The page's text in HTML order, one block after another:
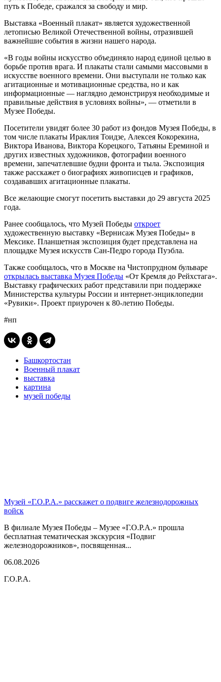
путь к Победе, сражался за свободу и мир.
Выставка «Военный плакат» является художественной
летописью Великой Отечественной войны, отразившей
важнейшие события в жизни нашего народа.
«В годы войны искусство объединяло народ единой целью в
борьбе против врага. И плакаты стали самыми массовыми в
искусстве военного времени. Они выступали не только как
агитационные и мотивационные средства, но и как
информационные — наглядно демонстрируя необходимые и
правильные действия в условиях войны», — отметили в
Музее Победы.
Посетители увидят более 30 работ из фондов Музея Победы, в
том числе плакаты Ираклия Тоидзе, Алексея Кокорекина,
Виктора Иванова, Виктора Корецкого, Татьяны Ереминой и
других известных художников, фотографии военного
времени, запечатлевшие будни фронта и тыла. Экспозиция
также расскажет о биографиях живописцев и графиков,
создававших агитационные плакаты.
Все желающие смогут посетить выставки до 29 августа 2025
года.
Ранее сообщалось, что Музей Победы откроет
художественную выставку «Вернисаж Музея Победы» в
Мексике. Планшетная экспозиция будет представлена на
площадке Музея искусств Сан-Педро города Пуэбла.
Также сообщалось, что в Москве на Чистопрудном бульваре
открылась выставка Музея Победы «От Кремля до Рейхстага».
Выставку графических работ представили при поддержке
Министерства культуры России и интернет-энциклопедии
«Рувики». Проект приурочен к 80-летию Победы.
#нп
Башкортостан
Военный плакат
выставка
картина
музей победы
Музей «Г.О.Р.А.» расскажет о подвиге железнодорожных
войск
В филиале Музея Победы – Музее «Г.О.Р.А.» прошла
бесплатная тематическая экскурсия «Подвиг
железнодорожников», посвященная...
06.08.2026
Г.О.Р.А.